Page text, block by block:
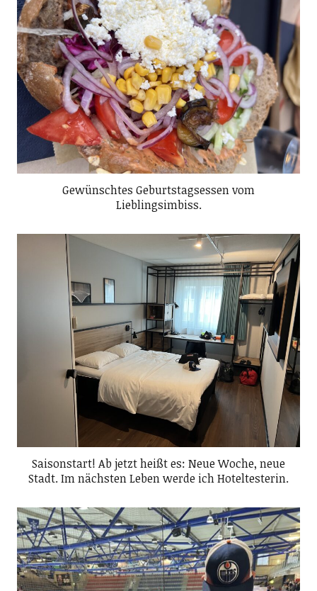
Gewünschtes Geburtstagsessen vom
Lieblingsimbiss.
Saisonstart! Ab jetzt heißt es: Neue Woche, neue
Stadt. Im nächsten Leben werde ich Hoteltesterin.